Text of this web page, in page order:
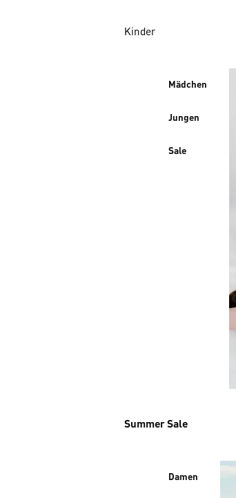
Kinder
Mädchen
Jungen
Sale
Summer Sale
Damen